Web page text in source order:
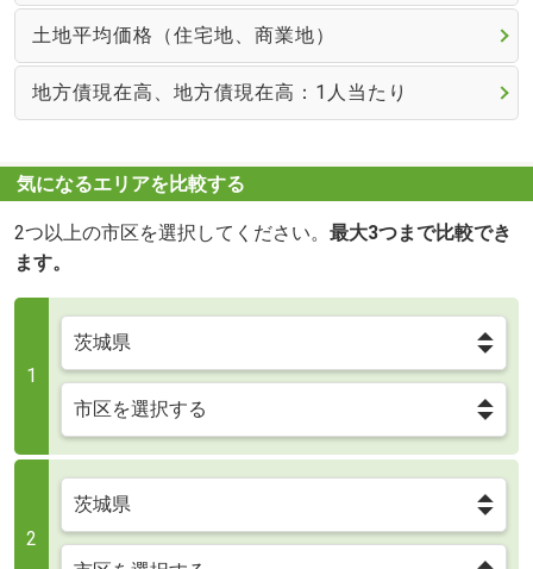
土地平均価格（住宅地、商業地）
地方債現在高、地方債現在高：1人当たり
気になるエリアを比較する
2つ以上の市区を選択してください。 最大3つまで比較でき
ます。
1
2